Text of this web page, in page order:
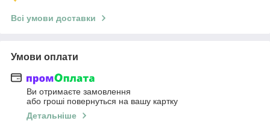
Всі умови доставки
Умови оплати
Ви отримаєте замовлення
або гроші повернуться на вашу картку
Детальніше